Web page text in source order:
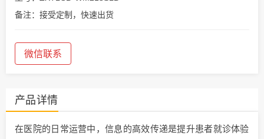
备注：接受定制，快速出货
微信联系
产品详情
在医院的日常运营中，信息的高效传递是提升患者就诊体验